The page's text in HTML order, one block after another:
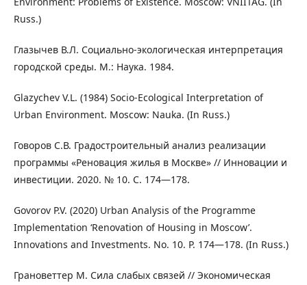
Russ.)
Глазычев В.Л. Социально-экологическая интерпретация
городской среды. М.: Наука. 1984.
Glazychev V.L. (1984) Socio-Ecological Interpretation of
Urban Environment. Moscow: Nauka. (In Russ.)
Говоров С.В. Градостроительный анализ реализации
программы «Реновация жилья в Москве» // Инновации и
инвестиции. 2020. № 10. С. 174—178.
Govorov P.V. (2020) Urban Analysis of the Programme
Implementation ‘Renovation of Housing in Moscow’.
Innovations and Investments. No. 10. P. 174—178. (In Russ.)
Грановеттер М. Сила слабых связей // Экономическая